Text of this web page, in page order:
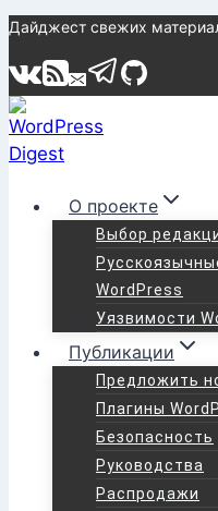
Перейти
содержимому
Дайджест свежих
О проекте
Выбор
WordPress
Уязвимости
Публикации
Предложить
Плагины
Безопасность
Руководства
Распродажи